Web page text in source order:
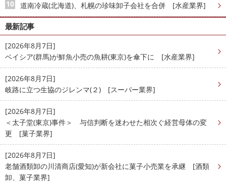
道南冷蔵(北海道)、札幌の珍味卸子会社を合併 [水産業界]
最新記事
[2026年8月7日]
ベイシア(群馬)が鮮魚小売の魚耕(東京)を傘下に [水産業界]
[2026年8月7日]
岐路に立つ生協のジレンマ(２) [スーパー業界]
[2026年8月7日]
＜太子堂(東京)事件＞ 与信判断を迷わせた相次ぐ経営母体の変
更 [菓子業界]
[2026年8月7日]
老舗酒類卸の川清商店(愛知)が新会社に菓子小売業を承継 [酒類
卸、菓子業界]